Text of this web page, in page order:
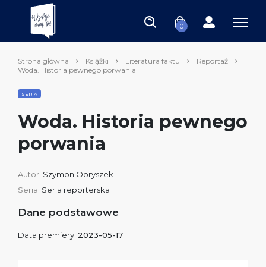
0
Strona główna Książki Literatura faktu
Reportaż
Woda. Historia pewnego porwania
SERIA
Woda. Historia pewnego
porwania
Autor: Szymon Opryszek
Seria: Seria reporterska
Dane podstawowe
Data premiery: 2023-05-17